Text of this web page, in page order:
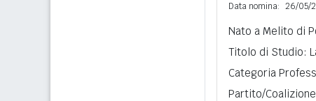
Data nomina: 26/05/
Nato a Melito di
Titolo di Studio:
Categoria
Partito/